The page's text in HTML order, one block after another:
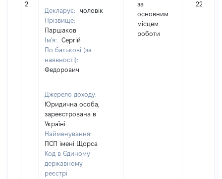
2
Декларує:
чоловік
Прізвище:
Паршаков
Ім'я:
Сергій
По батькові (за
наявності):
Федорович
за
основним
місцем
роботи
22225
Джерело доходу:
Юридична особа,
зареєстрована в
Україні
Найменування:
ПСП імені Щорса
Код в Єдиному
державному
реєстрі